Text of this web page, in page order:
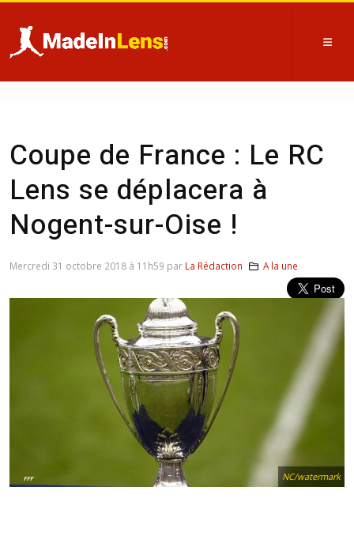
Coupe de France : Le RC
Lens se déplacera à
Nogent-sur-Oise !
NC/watermark
Mercredi 31 octobre 2018 à 11h59 par La Rédaction A la une